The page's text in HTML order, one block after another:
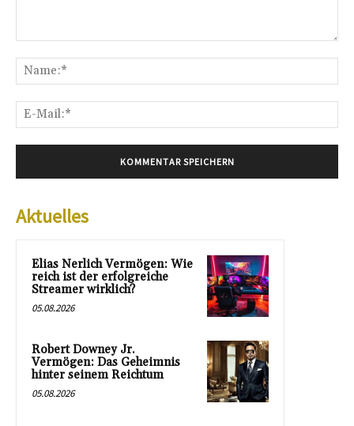
Aktuelles
Elias Nerlich Vermögen: Wie
reich ist der erfolgreiche
Streamer wirklich?
05.08.2026
Robert Downey Jr.
Vermögen: Das Geheimnis
hinter seinem Reichtum
05.08.2026